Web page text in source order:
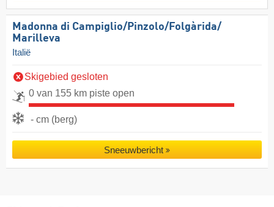
Madonna di Campiglio/​Pinzolo/​Folgàrida/​
Marilleva
Italië
Skigebied gesloten
0 van 155 km piste open
- cm (berg)
Sneeuwbericht